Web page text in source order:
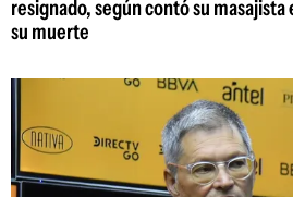
resignado, según contó su
su muerte